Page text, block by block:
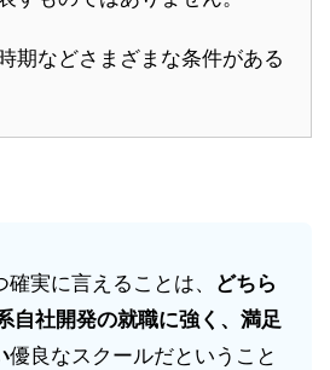
期などさまざまな条件がある
確実に言えることは、 どちら
自社開発の就職に強く、満足
優良なスクールだということ